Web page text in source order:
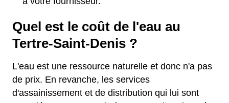
Quel est le coût de l'eau au
Tertre-Saint-Denis ?
L'eau est une ressource naturelle et donc n'a pas
de prix. En revanche, les services
d'assainissement et de distribution qui lui sont